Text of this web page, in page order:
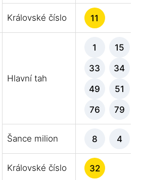
Královské číslo 11
Hlavní tah
1 15
33 34
49 51
76 79
Šance milion 8 4
Královské číslo 32